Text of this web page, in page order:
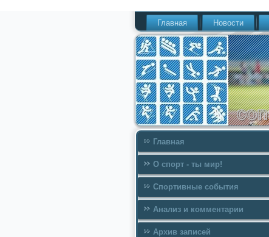
Главная Новости
Главная
О спорт - ты мир!
Спортивные события
Анализ и комментарии
Архив записей